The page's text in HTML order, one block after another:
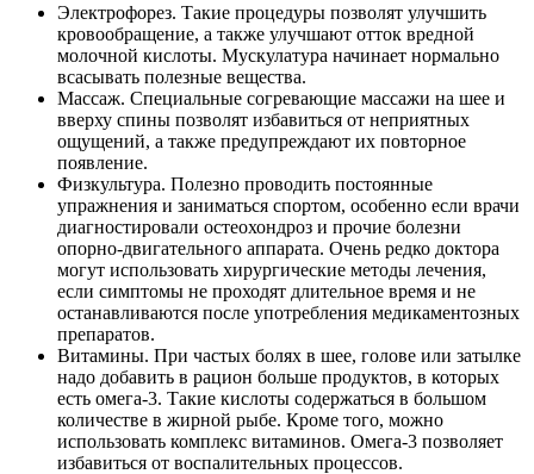
Электрофорез. Такие процедуры позволят улучшить
кровообращение, а также улучшают отток вредной
молочной кислоты. Мускулатура начинает нормально
всасывать полезные вещества.
Массаж. Специальные согревающие массажи на шее и
вверху спины позволят избавиться от неприятных
ощущений, а также предупреждают их повторное
появление.
Физкультура. Полезно проводить постоянные
упражнения и заниматься спортом, особенно если врачи
диагностировали остеохондроз и прочие болезни
опорно-двигательного аппарата. Очень редко доктора
могут использовать хирургические методы лечения,
если симптомы не проходят длительное время и не
останавливаются после употребления медикаментозных
препаратов.
Витамины. При частых болях в шее, голове или затылке
надо добавить в рацион больше продуктов, в которых
есть омега-3. Такие кислоты содержаться в большом
количестве в жирной рыбе. Кроме того, можно
использовать комплекс витаминов. Омега-3 позволяет
избавиться от воспалительных процессов.